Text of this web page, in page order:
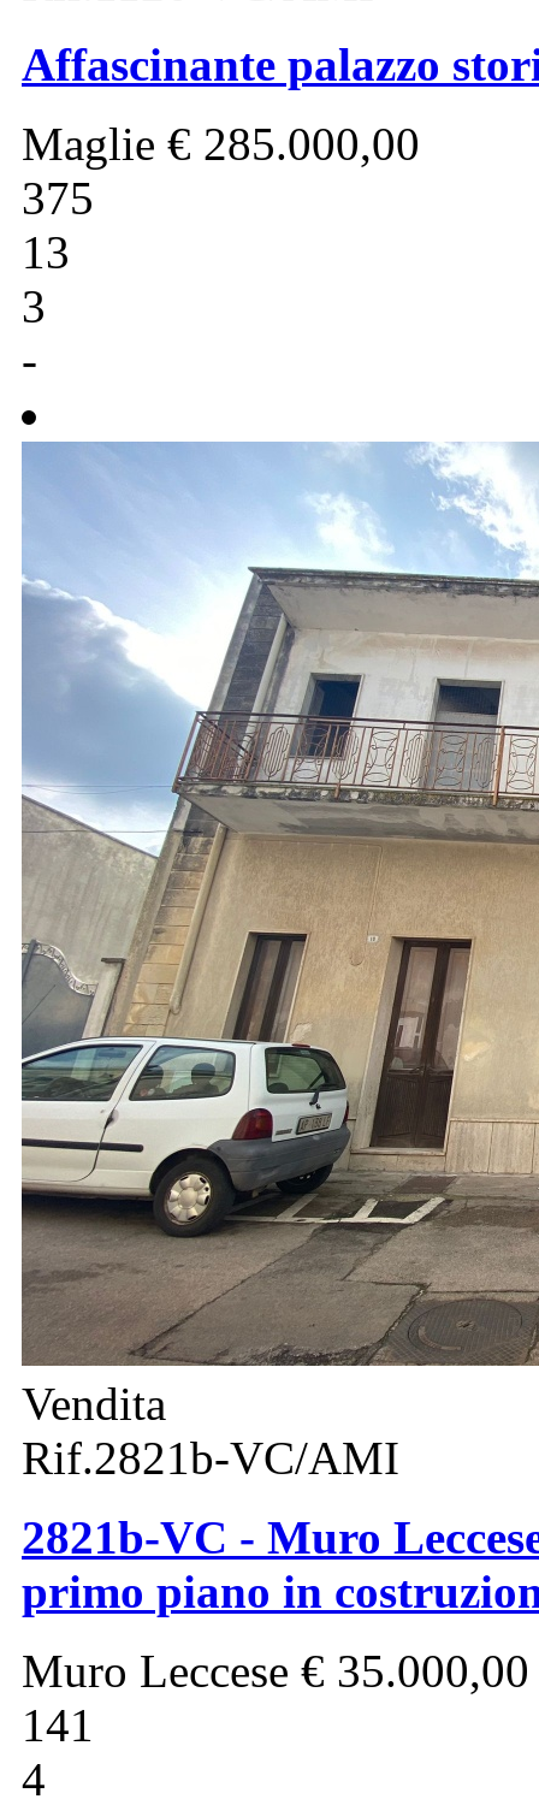
Affascinante palazzo
Maglie € 285.000,00
375
13
3
-
Vendita
Rif.2821b-VC/AMI
2821b-VC - Muro
primo piano in
Muro Leccese € 35.000,00
141
4